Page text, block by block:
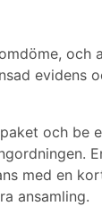
evidens
och be
med en
ansamling.